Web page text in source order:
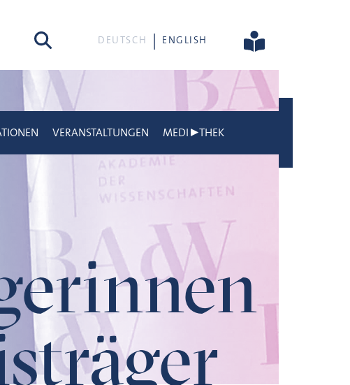
Suche DEUTSCH ENGLISH
VERANSTALTUNGEN MEDI▶THEK